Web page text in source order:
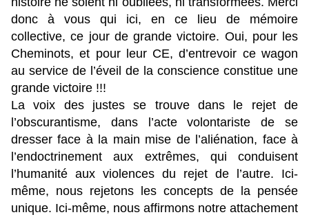
donc à vous qui ici, en ce lieu de mémoire
collective, ce jour de grande victoire. Oui, pour les
Cheminots, et pour leur CE, d’entrevoir ce wagon
au service de l’éveil de la conscience constitue une
grande victoire !!!
La voix des justes se trouve dans le rejet de
l’obscurantisme, dans l’acte volontariste de se
dresser face à la main mise de l’aliénation, face à
l’endoctrinement aux extrêmes, qui conduisent
l’humanité aux violences du rejet de l’autre. Ici-
même, nous rejetons les concepts de la pensée
unique. Ici-même, nous affirmons notre attachement